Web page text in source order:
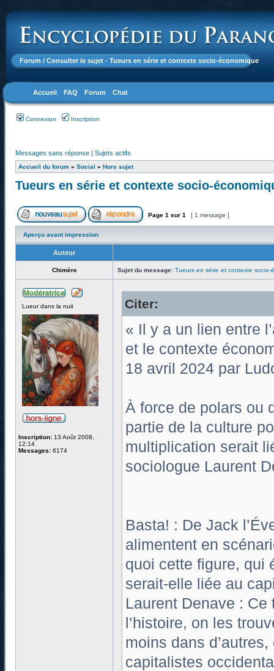
Forum / Consulter le sujet - Tueurs en série et contexte socio-économique
Accueil FAQ Forum Chat
Connexion Inscription
Messages sans réponse | Sujets actifs
Accueil du forum » Social » Hors sujet
Tueurs en série et contexte socio-
Page 1 sur 1 [ 1 message ]
Aperçu avant impression
Auteur
Chimère Sujet du message: Tueurs en série et contexte socio-
Lueur dans la nuit
Inscription: 13 Août 2008,
12:14
Messages: 6174
Citer:
« Il y a un lien entre
et le contexte
18 avril 2024 par
À force de polars ou
partie de la culture
multiplication serait
sociologue Laurent
Basta! : De Jack
alimentent en
quoi cette figure, qui
serait-elle liée au
Laurent Denave : Ce
l’histoire, on les
moins dans
capitalistes